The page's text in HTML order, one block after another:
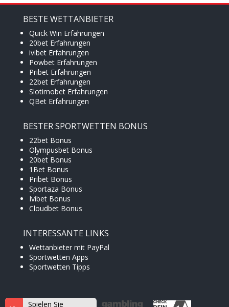
BESTE WETTANBIETER
Quick Win Erfahrungen
20bet Erfahrungen
ivibet Erfahrungen
Powbet Erfahrungen
Pribet Erfahrungen
22bet Erfahrungen
Slotimobet Erfahrungen
QBet Erfahrungen
BESTER SPORTWETTEN BONUS
22bet Bonus
Olympusbet Bonus
20bet Bonus
1Bet Bonus
Pribet Bonus
Sportaza Bonus
Ivibet Bonus
Cloudbet Bonus
INTERESSANTE LINKS
Wettanbieter mit PayPal
Sportwetten Apps
Sportwetten Tipps
Spielen Sie